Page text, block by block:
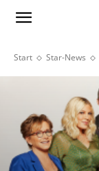
Start Star-News